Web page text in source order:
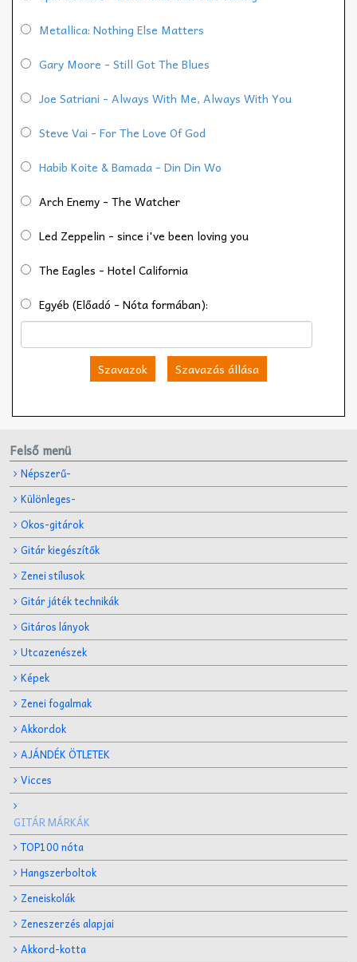
Metallica: Nothing Else Matters
Gary Moore - Still Got The Blues
Joe Satriani - Always With Me, Always With You
Steve Vai - For The Love Of God
Habib Koite & Bamada - Din Din Wo
Arch Enemy - The Watcher
Led Zeppelin - since i've been loving you
The Eagles - Hotel California
Egyéb (Előadó - Nóta formában):
Szavazok Szavazás állása
Felső menü
Népszerű-
Különleges-
Okos-gitárok
Gitár kiegészítők
Zenei stílusok
Gitár játék technikák
Gitáros lányok
Utcazenészek
Képek
Zenei fogalmak
Akkordok
AJÁNDÉK ÖTLETEK
Vicces
GITÁR MÁRKÁK
TOP100 nóta
Hangszerboltok
Zeneiskolák
Zeneszerzés alapjai
Akkord-kotta